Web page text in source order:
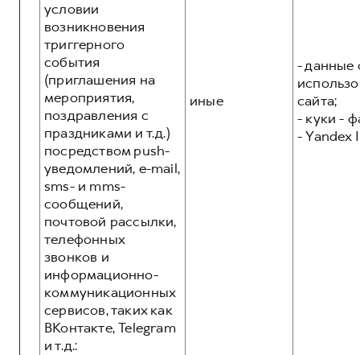
условии
возникновения
триггерного
события
(приглашения на
мероприятия,
поздравления с
праздниками и т.д.)
посредством push-
уведомлений, e-mail,
sms- и mms-
сообщений,
почтовой рассылки,
телефонных
звонков и
информационно-
коммуникационных
сервисов, таких как
ВКонтакте, Telegram
и т.д.:
иные
- данные
сайта;
- куки -
- Yandex